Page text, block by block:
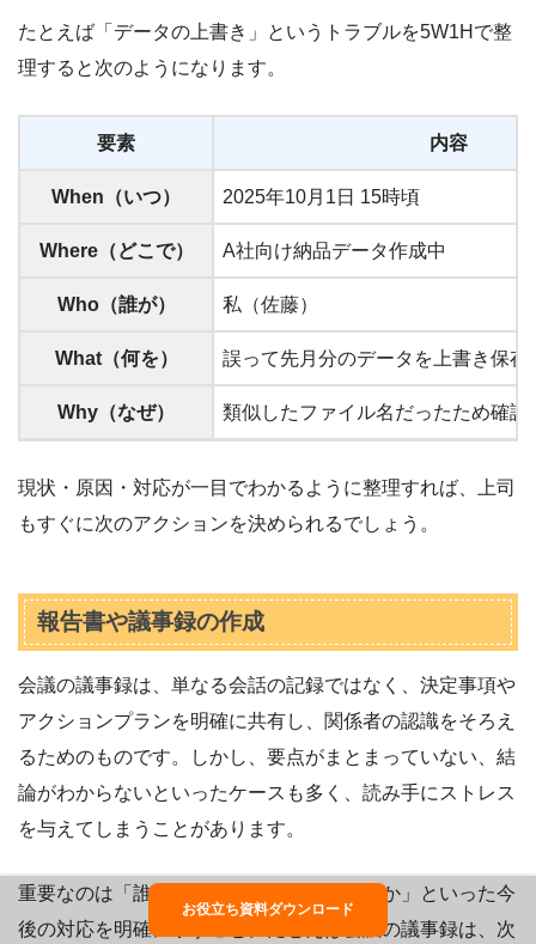
たとえば「データの上書き」というトラブルを5W1Hで整
理すると次のようになります。
要素 内容
When（いつ） 2025年10月1日 15時頃
Where（どこで） A社向け納品データ作成中
Who（誰が） 私（佐藤）
What（何を） 誤って先月分のデータを上書き保存
Why（なぜ） 類似したファイル名だったため確認
How（どのように）
・納品は翌日の午前中になる予定
現状・原因・対応が一目でわかるように整理すれば、上司
もすぐに次のアクションを決められるでしょう。
報告書や議事録の作成
会議の議事録は、単なる会話の記録ではなく、決定事項や
アクションプランを明確に共有し、関係者の認識をそろえ
るためのものです。しかし、要点がまとまっていない、結
論がわからないといったケースも多く、読み手にストレス
を与えてしまうことがあります。
重要なのは「誰が・いつまでに・何をするか」といった今
後の対応を明確に示すこと。たとえば会議の議事録は、次
お役立ち資料ダウンロード